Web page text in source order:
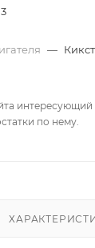
—
интересующий
по нему.